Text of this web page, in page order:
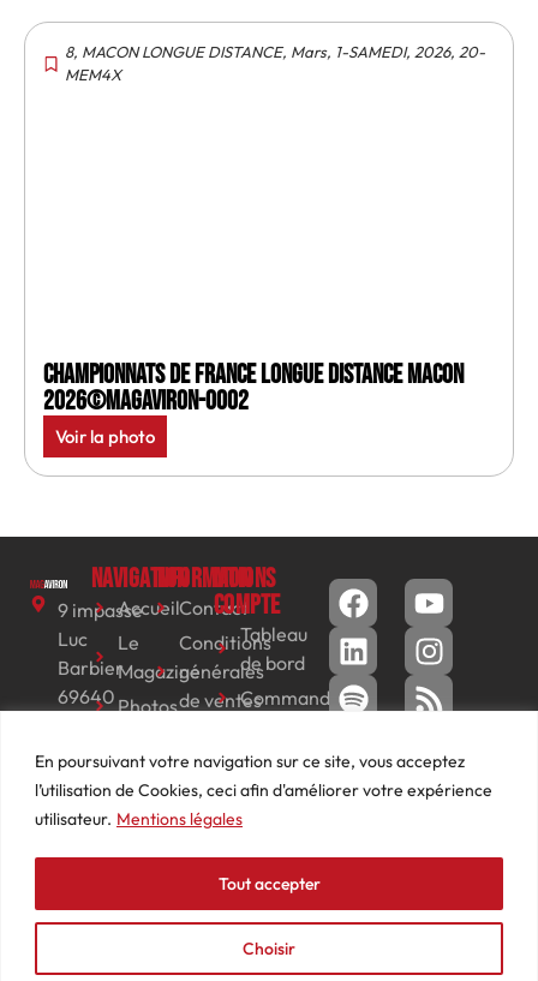
En poursuivant votre navigation sur ce site, vous acceptez
l’utilisation de Cookies, ceci afin d'améliorer votre expérience
utilisateur. Mentions légales
Choisir
Tout accepter
8, MACON LONGUE DISTANCE, Mars, 1-SAMEDI, 2026, 20-
MEM4X
Championnats de France longue distance Macon
2026©MagAviron-0002
Voir la photo
9 impasse
Luc
Barbier
69640
04
74
66
contact@mediasaviron.fr
Navigation
Accueil
Le
Magazine
Photos
Podcasts
Informations
Contact
Conditions
générales
de ventes
légales
Mon
compte
Tableau
de bord
Commandes
Adresses
Détails
du
compte